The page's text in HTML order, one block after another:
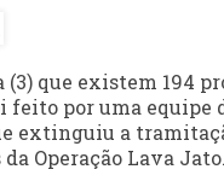
que existem 194
por uma equipe
extinguiu a
Operação Lava Jato.